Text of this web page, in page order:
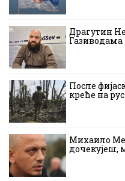
Драгутин
Газиводама
После
креће на
Михаило
дочекујеш,